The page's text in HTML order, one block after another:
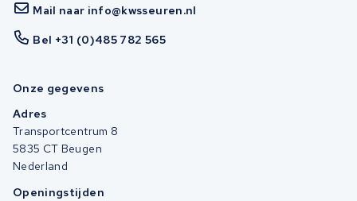
Mail naar info@kwsseuren.nl
Bel +31 (0)485 782 565
Onze gegevens
Adres
Transportcentrum 8
5835 CT Beugen
Nederland
Openingstijden